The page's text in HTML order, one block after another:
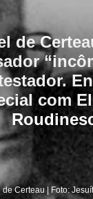
de
com
de Certeau | Foto: